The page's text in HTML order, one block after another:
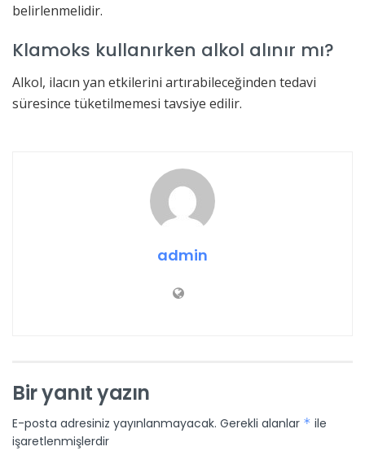
belirlenmelidir.
Klamoks kullanırken alkol alınır mı?
Alkol, ilacın yan etkilerini artırabileceğinden tedavi
süresince tüketilmemesi tavsiye edilir.
admin
Bir yanıt yazın
E-posta adresiniz yayınlanmayacak. Gerekli alanlar * ile
işaretlenmişlerdir